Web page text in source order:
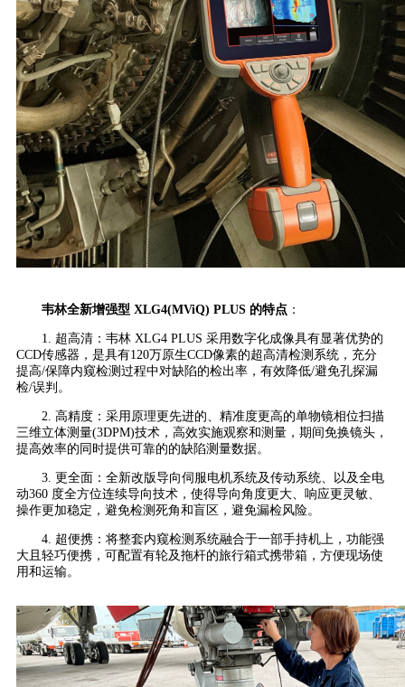
韦林全新增强型 XLG4(MViQ) PLUS 的特点 ：
1. 超高清：韦林 XLG4 PLUS 采用数字化成像具有显著优势的
CCD传感器，是具有120万原生CCD像素的超高清检测系统，充分
提高/保障内窥检测过程中对缺陷的检出率，有效降低/避免孔探漏
检/误判。
2. 高精度：采用原理更先进的、精准度更高的单物镜相位扫描
三维立体测量(3DPM)技术，高效实施观察和测量，期间免换镜头，
提高效率的同时提供可靠的的缺陷测量数据。
3. 更全面：全新改版导向伺服电机系统及传动系统、以及全电
动360 度全方位连续导向技术，使得导向角度更大、响应更灵敏、
操作更加稳定，避免检测死角和盲区，避免漏检风险。
4. 超便携：将整套内窥检测系统融合于一部手持机上，功能强
大且轻巧便携，可配置有轮及拖杆的旅行箱式携带箱，方便现场使
用和运输。